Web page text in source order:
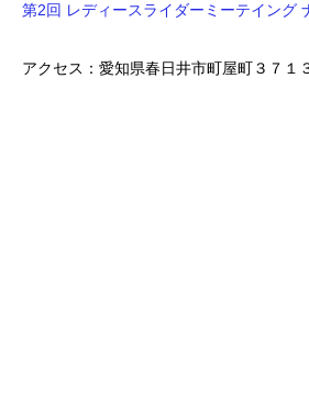
第2回 レディースライダーミーテイング
アクセス：愛知県春日井市町屋町３７１